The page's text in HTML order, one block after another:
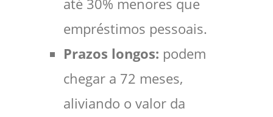
até 30% menores que
empréstimos pessoais.
Prazos longos: podem
chegar a 72 meses,
aliviando o valor da